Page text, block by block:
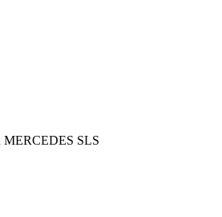
MERCEDES SLS